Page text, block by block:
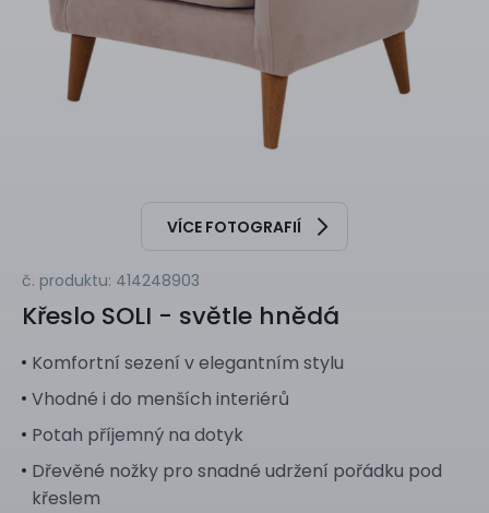
VÍCE FOTOGRAFIÍ
č. produktu: 414248903
Křeslo SOLI - světle hnědá
Komfortní sezení v elegantním stylu
Vhodné i do menších interiérů
Potah příjemný na dotyk
Dřevěné nožky pro snadné udržení pořádku pod
křeslem